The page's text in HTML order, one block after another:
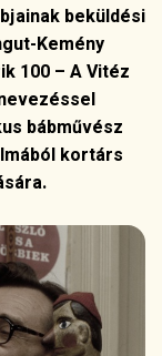
beküldési
Kemény
100 – A Vitéz
bábművész
kortárs